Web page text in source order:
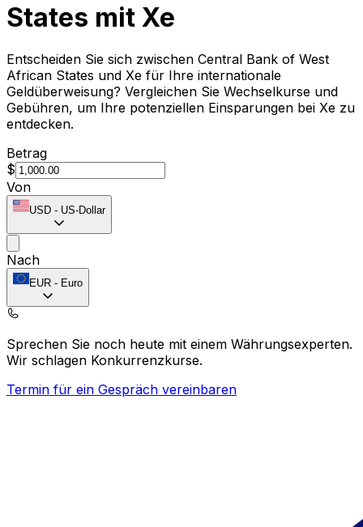
States mit Xe
Entscheiden Sie sich zwischen Central Bank of West
African States und Xe für Ihre internationale
Geldüberweisung? Vergleichen Sie Wechselkurse und
Gebühren, um Ihre potenziellen Einsparungen bei Xe zu
entdecken.
Betrag
$
Von
USD - US-Dollar
Nach
EUR - Euro
Sprechen Sie noch heute mit einem Währungsexperten.
Wir schlagen Konkurrenzkurse.
Termin für ein Gespräch vereinbaren